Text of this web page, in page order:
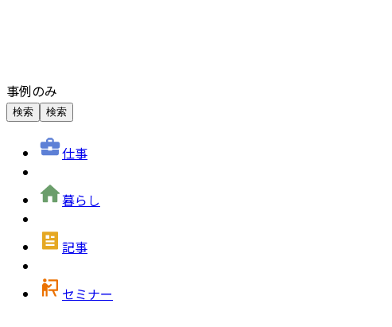
事例のみ
検索 検索
仕事
暮らし
記事
セミナー